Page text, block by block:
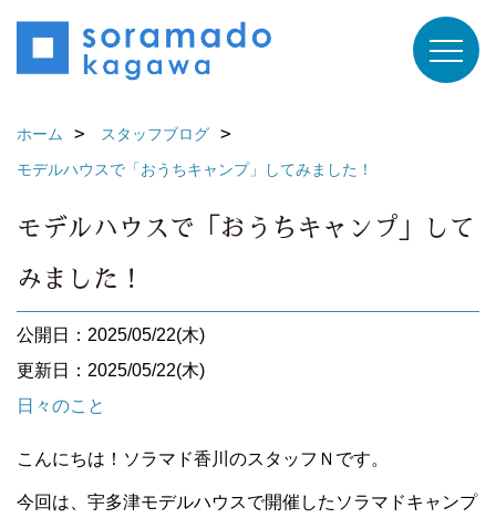
ホーム
スタッフブログ
モデルハウスで「おうちキャンプ」してみました！
モデルハウスで「おうちキャンプ」して
みました！
公開日：2025/05/22(木)
更新日：2025/05/22(木)
日々のこと
こんにちは！ソラマド香川のスタッフＮです。
今回は、宇多津モデルハウスで開催したソラマドキャンプ